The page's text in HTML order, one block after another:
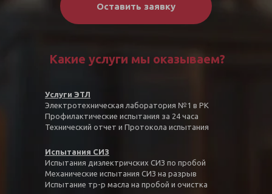
Услуги ЭТЛ
Электротехническая лаборатория №1 в РК
Профилактические испытания за 24 часа
Технический отчет и Протокола испытания
Испытания СИЗ
Испытания диэлектричских СИЗ по пробой
Механические испытания СИЗ на разрыв
Испытание тр-р масла на пробой и очистка
Какие услуги мы оказываем?
Оставить заявку